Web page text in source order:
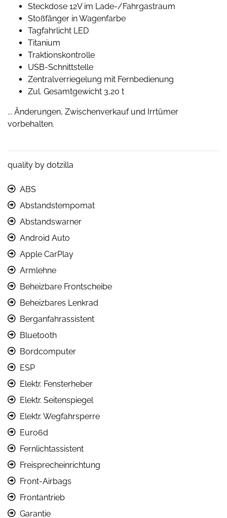
Steckdose 12V im Lade-/Fahrgastraum
Stoßfänger in Wagenfarbe
Tagfahrlicht LED
Titanium
Traktionskontrolle
USB-Schnittstelle
Zentralverriegelung mit Fernbedienung
Zul. Gesamtgewicht 3,20 t
... Änderungen, Zwischenverkauf und Irrtümer
vorbehalten.
quality by dotzilla
ABS
Abstandstempomat
Abstandswarner
Android Auto
Apple CarPlay
Armlehne
Beheizbare Frontscheibe
Beheizbares Lenkrad
Berganfahrassistent
Bluetooth
Bordcomputer
ESP
Elektr. Fensterheber
Elektr. Seitenspiegel
Elektr. Wegfahrsperre
Euro6d
Fernlichtassistent
Freisprecheinrichtung
Front-Airbags
Frontantrieb
Garantie